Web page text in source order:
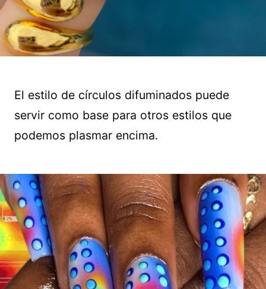
El estilo de círculos difuminados puede
servir como base para otros estilos que
podemos plasmar encima.